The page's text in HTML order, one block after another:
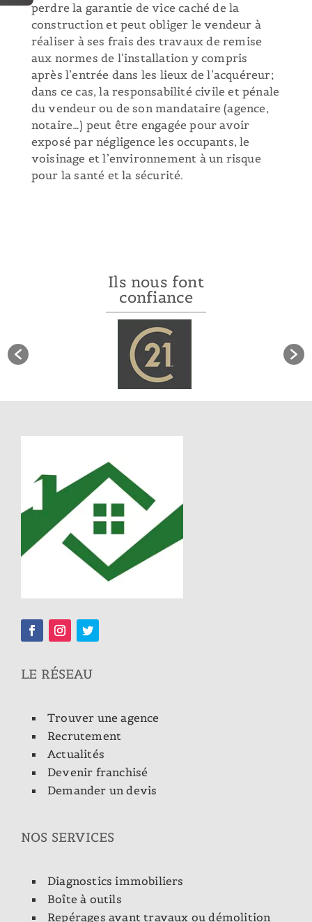
perdre la garantie de vice caché de la
construction et peut obliger le vendeur à
réaliser à ses frais des travaux de remise
aux normes de l’installation y compris
après l’entrée dans les lieux de l’acquéreur;
dans ce cas, la responsabilité civile et pénale
du vendeur ou de son mandataire (agence,
notaire…) peut être engagée pour avoir
exposé par négligence les occupants, le
voisinage et l’environnement à un risque
pour la santé et la sécurité.
Ils nous font
confiance
LE RÉSEAU
Trouver une agence
Recrutement
Actualités
Devenir franchisé
Demander un devis
NOS SERVICES
Diagnostics immobiliers
Boîte à outils
Repérages avant travaux ou démolition